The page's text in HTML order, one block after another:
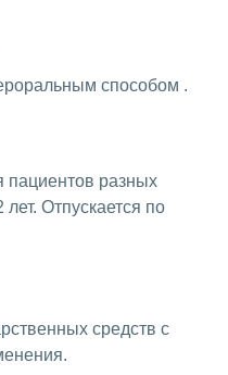
способом .
пациентов разных
Отпускается по
средств с